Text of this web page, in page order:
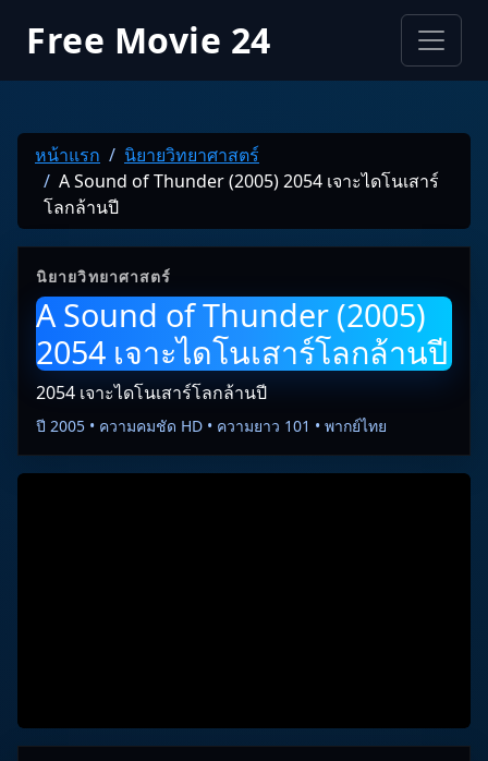
Free Movie 24
หน้าแรก
นิยายวิทยาศาสตร์
A Sound of Thunder (2005) 2054 เจาะไดโนเสาร์
โลกล้านปี
นิยายวิทยาศาสตร์
A Sound of Thunder (2005)
2054 เจาะไดโนเสาร์โลกล้านปี
2054 เจาะไดโนเสาร์โลกล้านปี
ปี 2005 • ความคมชัด HD • ความยาว 101 • พากย์ไทย